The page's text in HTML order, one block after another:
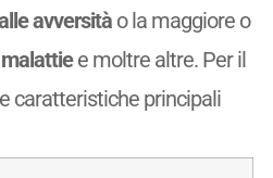
avversitào la maggiore o
e moltre altre. Per il
caratteristiche principali